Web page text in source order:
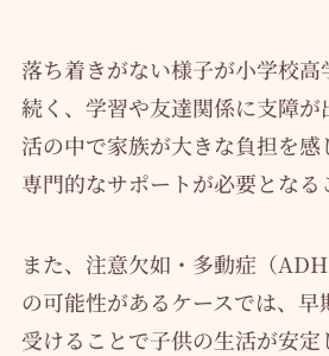
落ち着きがない様子が小学校高
続く、学習や友達関係に支障が
活の中で家族が大きな負担を感
専門的なサポートが必要となる
また、注意欠如・多動症（
の可能性があるケースでは、早
受けることで子供の生活が安定